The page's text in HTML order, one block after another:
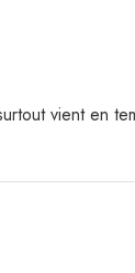
vient en